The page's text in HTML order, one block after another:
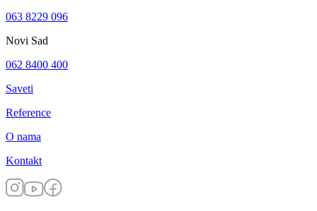
063 8229 096
Novi Sad
062 8400 400
Saveti
Reference
O nama
Kontakt